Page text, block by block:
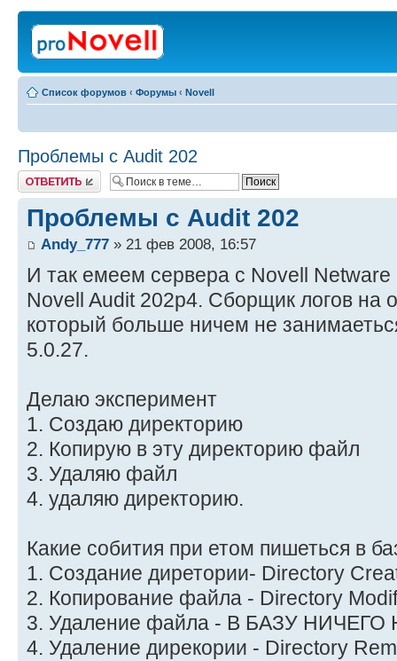
Список форумов ‹ Форумы ‹ Novell
Проблемы с Audit 202
Ответить
Проблемы с Audit 202
Andy_777 » 21 фев 2008, 16:57
И так емеем сервера с Novell
Novell Audit 202p4. Сборщик логов на
который больше ничем не
5.0.27.
Делаю эксперимент
1. Создаю директорию
2. Копирую в эту директорию файл
3. Удаляю файл
4. удаляю директорию.
Какие собития при етом пишеться в
1. Создание диретории- Directory
2. Копирование файла - Directory
3. Удаление файла - В БАЗУ
4. Удаление дирекории - Directory